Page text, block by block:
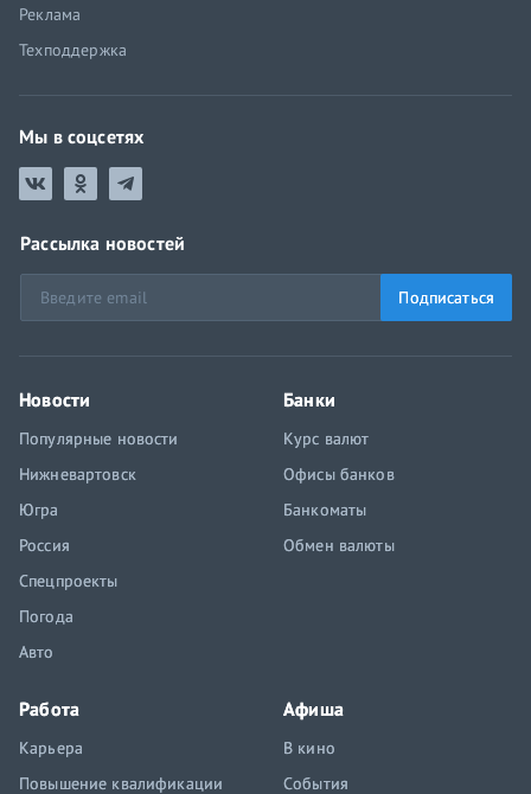
Реклама
Техподдержка
Мы в соцсетях
Рассылка новостей
Подписаться
Новости
Популярные новости
Нижневартовск
Югра
Россия
Спецпроекты
Погода
Авто
Банки
Курс валют
Офисы банков
Банкоматы
Обмен валюты
Работа
Карьера
Повышение квалификации
Афиша
В кино
События